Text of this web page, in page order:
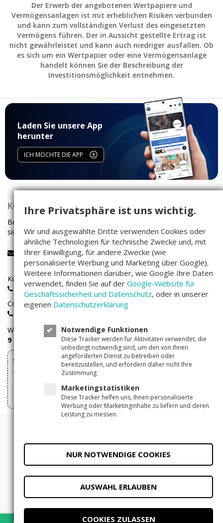
Der Erwerb der angebotenen Wertpapiere und
Vermögensanlagen ist mit erheblichen Risiken verbunden
und kann zum vollständigen Verlust des eingesetzten
Vermögens führen. Der in Aussicht gestellte Ertrag ist
nicht gewährleistet und kann auch niedriger ausfallen. Ob
es sich um ein Wertpapier oder eine Vermögensanlage
handelt können Sie der Beschreibung der
Investitionsmöglichkeit entnehmen.
KONTAKT
Bei Fragen rund um das Investieren auf Companisto wenden Sie
sich bitte an unser Service-Team:
service@companisto.com
Kostenlose Rufnummer für Investoren aus Deutschland:
0800 - 100 267 0
Companisto-Servicerufnummer:
Wir sind
Montags bis Freitagsvon
9 – 17 Uhr
für Sie erreichbar.
Sie können Ihre über Companisto abgeschlossenen
Investments hier widerrufen
Vertrag widerrufen
Laden Sie unsere App
herunter
ICH MÖCHTE DIE APP
Allgemeine Geschäftsbedingungen
Datenschutzerklärung
Impressum
Datenschutzeinstellungen
Ihre Privatsphäre ist uns wichtig.
Wir und ausgewählte Dritte verwenden Cookies oder
ähnliche Technologien für technische Zwecke und, mit
Ihrer Einwilligung, für andere Zwecke (wie
personalisierte Werbung und Marketing über Google).
Weitere Informationen darüber, wie Google Ihre Daten
verwendet, finden Sie auf der Google-Website für
Geschäftssicherheit und Datenschutz, oder in unserer
eigenen Datenschutzerklärung
Notwendige Funktionen
Diese Tracker werden für Aktivitäten verwendet, die
unbedingt notwendig sind, um den von Ihnen
angeforderten Dienst zu betreiben oder
bereitzustellen, und erfordern daher nicht Ihre
Zustimmung.
Marketingstatistiken
Diese Tracker helfen uns, Ihnen personalisierte
Werbung oder Marketinginhalte zu liefern und deren
Leistung zu messen.
NUR NOTWENDIGE COOKIES
AUSWAHL ERLAUBEN
COOKIES ZULASSEN